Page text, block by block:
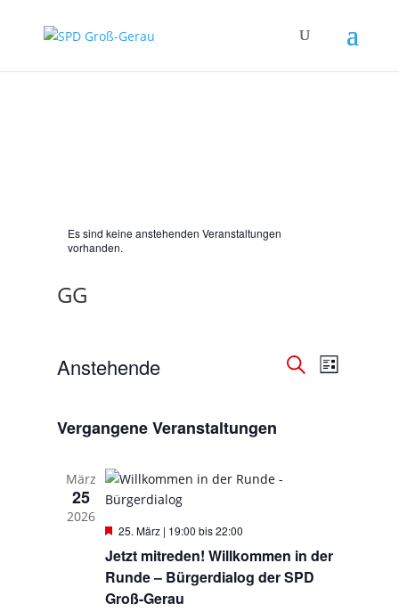
Es sind keine anstehenden Veranstaltungen
vorhanden.
GG
Liste
Anstehende
Vergangene Veranstaltungen
März
25
2026
Hervorgehoben
25. März | 19:00 bis22:00
Jetzt mitreden! Willkommen in der
Runde – Bürgerdialog der SPD
Groß-Gerau